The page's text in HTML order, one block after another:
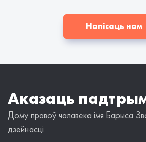
Напісаць нам
Аказаць
Дому правоў чалавека імя Барыса
дзейнасці